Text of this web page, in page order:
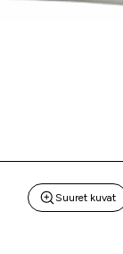
Suuret kuvat